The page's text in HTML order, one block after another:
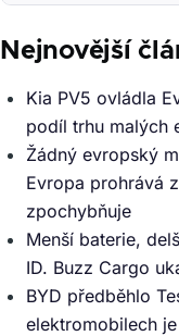
Nejnovější
Kia PV5 ovládla
podíl trhu malých
Žádný evropský
Evropa prohrává
zpochybňuje
Menší baterie,
ID. Buzz Cargo
BYD předběhlo
elektromobilech